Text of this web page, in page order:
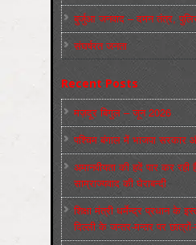
बुर्जुआ जनवाद – दमन तंत्र,
संघर्षरत जनता
Recent Posts
मज़दूर बिगुल – जून 2026
पश्चिम बंगाल में भाजपा
अमानवीयता की हदें पार कर रही
साम्राज्यवाद की घेराबन्दी
शिक्षा मंत्री धर्मेन्द्र प्रधान के
दिल्ली के जन्तर-मन्तर पर